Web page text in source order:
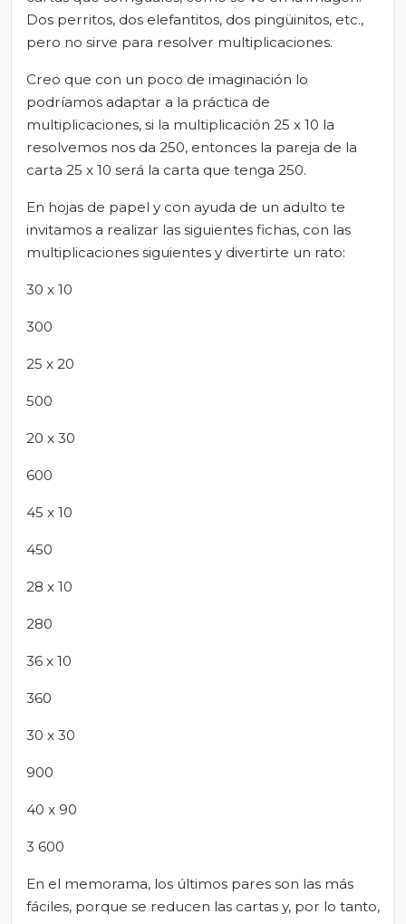
Dos perritos, dos elefantitos, dos pingüinitos, etc.,
pero no sirve para resolver multiplicaciones.
Creo que con un poco de imaginación lo
podríamos adaptar a la práctica de
multiplicaciones, si la multiplicación 25 x 10 la
resolvemos nos da 250, entonces la pareja de la
carta 25 x 10 será la carta que tenga 250.
En hojas de papel y con ayuda de un adulto te
invitamos a realizar las siguientes fichas, con las
multiplicaciones siguientes y divertirte un rato:
30 x 10
300
25 x 20
500
20 x 30
600
45 x 10
450
28 x 10
280
36 x 10
360
30 x 30
900
40 x 90
3 600
En el memorama, los últimos pares son las más
fáciles, porque se reducen las cartas y, por lo tanto,